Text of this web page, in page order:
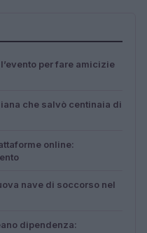
per fare amicizie
che salvò centinaia di
online:
nave di soccorso nel
dipendenza: